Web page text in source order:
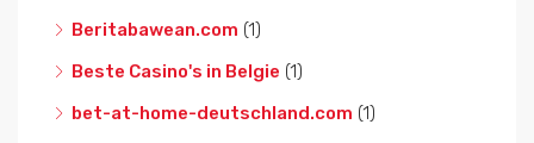
Beritabawean.com (1)
Beste Casino's in Belgie (1)
bet-at-home-deutschland.com (1)